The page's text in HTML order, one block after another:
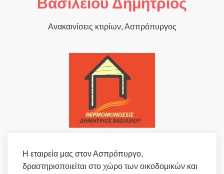
Ανακαινίσεις κτιρίων, Ασπρόπυργος
Η εταιρεία μας στον Ασπρόπυργο,
δραστηριοποιείται στο χώρο των οικοδομικών και